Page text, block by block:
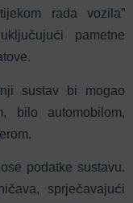
rada vozila”
pametne
sustav bi mogao
bilo automobilom,
podatke sustavu.
sprječavajući